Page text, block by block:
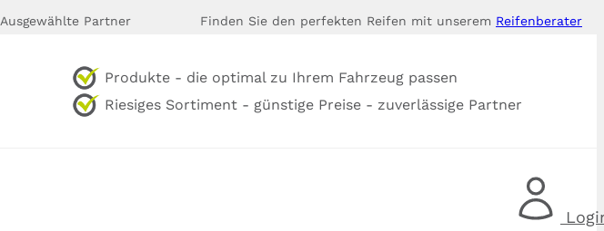
Ausgewählte Partner Finden Sie den perfekten Reifen mit unserem Reifenberater
Produkte - die optimal zu Ihrem Fahrzeug passen
Riesiges Sortiment - günstige Preise - zuverlässige Partner